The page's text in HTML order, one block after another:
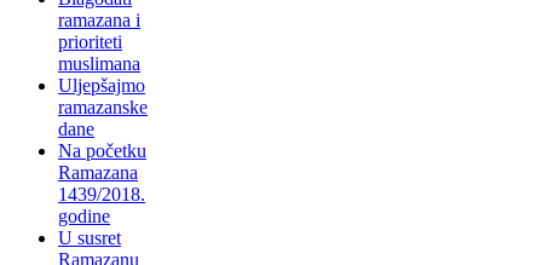
ramazana i
prioriteti
muslimana
Uljepšajmo
ramazanske
dane
Na početku
Ramazana
1439/2018.
godine
U susret
Ramazanu